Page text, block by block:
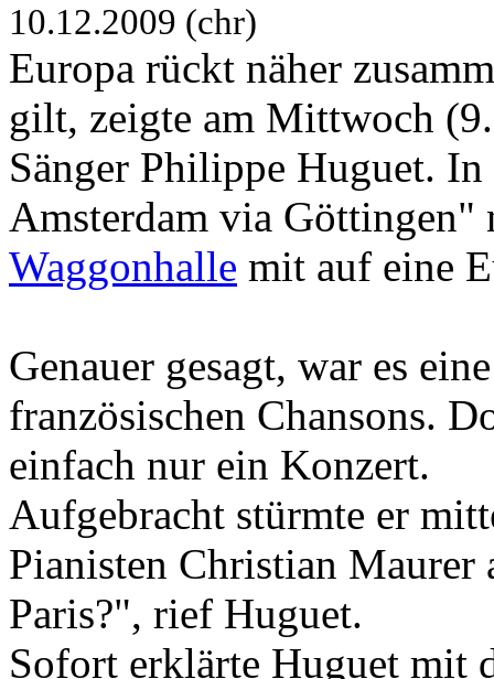
10.12.2009 (chr)
Europa rückt näher
gilt, zeigte am Mittwoch
Sänger Philippe Huguet.
Amsterdam via Göttingen"
Waggonhalle mit auf eine
Genauer gesagt, war es
französischen Chansons.
einfach nur ein Konzert.
Aufgebracht stürmte er
Pianisten Christian
Paris?", rief Huguet.
Sofort erklärte Huguet mit